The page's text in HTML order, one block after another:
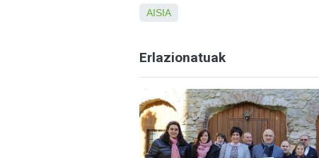
AISIA
Erlazionatuak